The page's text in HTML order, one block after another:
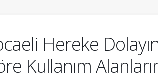
Hereke
Kullanım